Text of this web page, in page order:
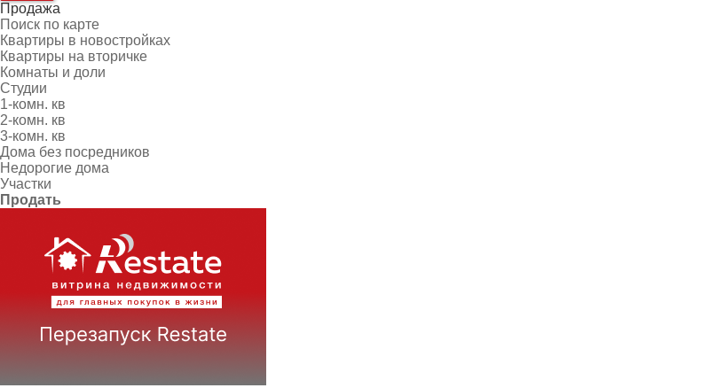
Продажа
Поиск по карте
Квартиры в новостройках
Квартиры на вторичке
Комнаты и доли
Студии
1-комн. кв
2-комн. кв
3-комн. кв
Дома без посредников
Недорогие дома
Участки
Продать